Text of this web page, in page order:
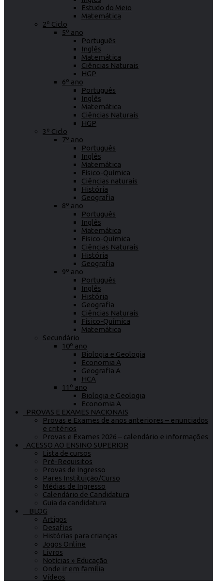
Estudo do Meio
Matemática
2º Ciclo
5º ano
Português
Inglês
Matemática
Ciências Naturais
HGP
6º ano
Português
Inglês
Matemática
Ciências Naturais
HGP
3º Ciclo
7º ano
Português
Inglês
Matemática
Físico-Química
Ciências naturais
História
Geografia
8º ano
Português
Inglês
Matemática
Físico-Química
Ciências Naturais
História
Geografia
9º ano
Português
Inglês
História
Geografia
Ciências Naturais
Físico-Química
Matemática
Secundário
10º ano
Biologia e Geologia
Economia A
Geografia A
HCA
11º ano
Biologia e Geologia
Economia A
PROVAS E EXAMES NACIONAIS
Provas e Exames de anos anteriores – enunciados
e critérios
Provas e Exames 2026 – calendário e informações
ACESSO AO ENSINO SUPERIOR
Lista de cursos
Pré-Requisitos
Provas de Ingresso
Pares Instituição/Curso
Médias de Ingresso
Calendário de Candidatura
Guia da candidatura
BLOG
Artigos
Desafios
Histórias para crianças
Jogos Online
Livros
Notícias » Educação
Onde ir em família
Vídeos